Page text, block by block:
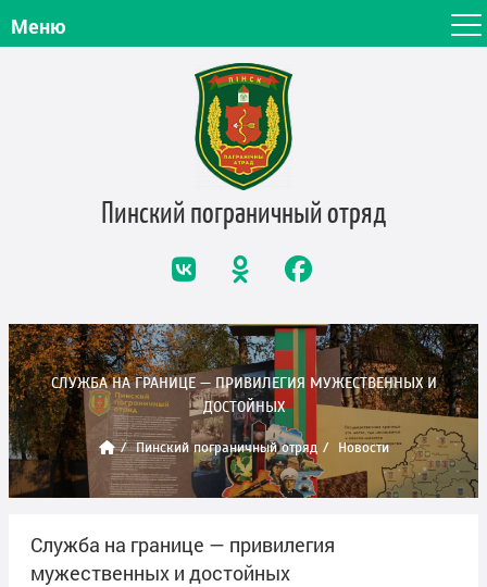
Меню
Пинский пограничныйотряд
СЛУЖБА НА ГРАНИЦЕ — ПРИВИЛЕГИЯ МУЖЕСТВЕННЫХ И
ДОСТОЙНЫХ
Пинский пограничный отряд Новости
Служба на границе — привилегия
мужественных и достойных